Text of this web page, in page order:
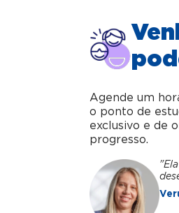
Agende um
o ponto de
exclusivo e de
progresso.